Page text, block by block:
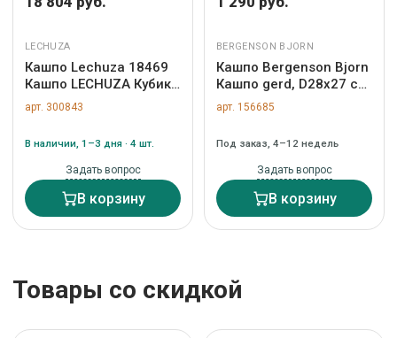
LECHUZA
Кашпо Lechuza 18469
Кашпо LECHUZA Кубико
22 Черное с системой
полива арт. ZN-300843
арт. 300843
В наличии, 1–3 дня · 4 шт.
Задать вопрос
В корзину
BERGENSON BJORN
Кашпо Bergenson Bjorn
Кашпо gerd, D28х27 см
кремовое/светло-
серое арт. TL-BB-GD-
арт. 156685
Под заказ, 4–12 недель
Задать вопрос
В корзину
Товары со скидкой